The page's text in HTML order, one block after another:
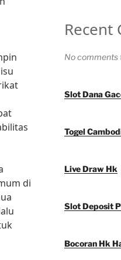
di
Recent
No comments
Slot Dana
Togel
Live Draw Hk
Slot Deposit
Bocoran Hk